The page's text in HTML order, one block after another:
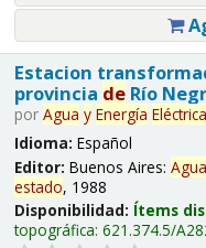
Estacion
provincia deRío
por Agua y Energía
Idioma: Español
Editor: Buenos Aires: Agua
estado, 1988
Disponibilidad: Ítems
topográfica: 621.374.5/